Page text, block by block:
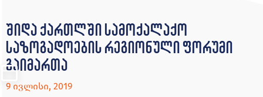
შიდა ქართლში სამოქალაქო
საზოგადოების რეგიონული ფორუმი
გაიმართა
9 ივლისი, 2019